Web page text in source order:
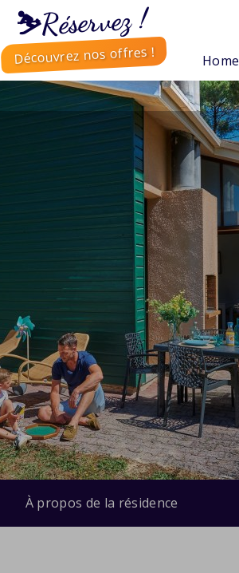
⛷️Réservez !
Découvrez nos offres ! Home
À propos de la résidence